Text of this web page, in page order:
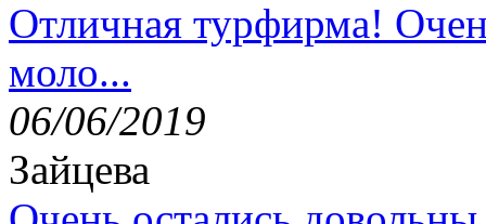
Отличная турфирма!
моло...
06/06/2019
Зайцева